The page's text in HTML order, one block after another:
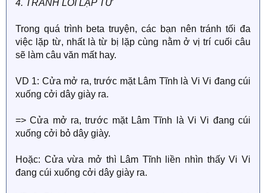
4. TRÁNH LỖI LẶP TỪ
Trong quá trình beta truyện, các bạn nên tránh tối đa
việc lặp từ, nhất là từ bị lặp cùng nằm ở vị trí cuối câu
sẽ làm câu văn mất hay.
VD 1: Cửa mở ra, trước mặt Lâm Tĩnh là Vi Vi đang cúi
xuống cởi dây giày ra.
=> Cửa mở ra, trước mặt Lâm Tĩnh là Vi Vi đang cúi
xuống cởi bỏ dây giày.
Hoặc: Cửa vừa mở thì Lâm Tĩnh liền nhìn thấy Vi Vi
đang cúi xuống cởi dây giày ra.